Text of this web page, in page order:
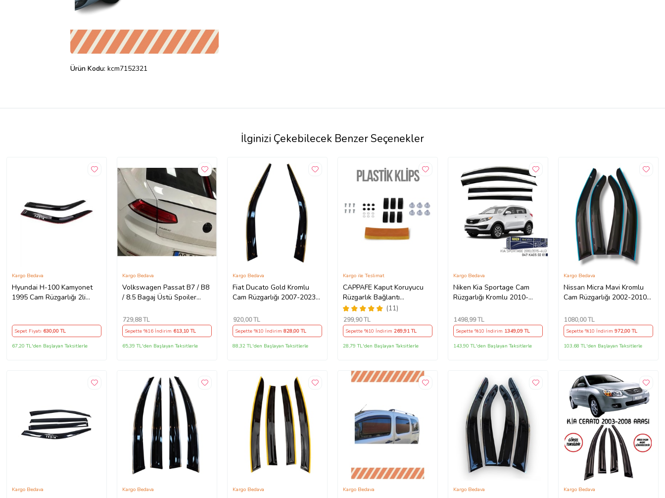
Ürün Kodu: kcm7152321
İlginizi Çekebilecek Benzer Seçenekler
Hyundai H-100 Kamyonet
1995 Cam Rüzgarlığı 2li
Kargo Bedava
Sepet Fiyatı 630,00 TL
67,20 TL'den Başlayan Taksitlerle
Volkswagen Passat B7 / B8
/ 8.5 Bagaj Üstü Spoiler
Kargo Bedava
729,88 TL
Sepette %16 İndirim 613,10 TL
65,39 TL'den Başlayan Taksitlerle
Fiat Ducato Gold Kromlu
Cam Rüzgarlığı 2007-2023
Kargo Bedava
920,00 TL
Sepette %10 İndirim 828,00 TL
88,32 TL'den Başlayan Taksitlerle
CAPPAFE Kaput Koruyucu
Rüzgarlık Bağlantı
Aparatları Seti(11)
Kargo ile Teslimat
299,90 TL
Sepette %10 İndirim 269,91 TL
28,79 TL'den Başlayan Taksitlerle
Niken Kia Sportage Cam
Rüzgarlığı Kromlu 2010-
Kargo Bedava
1498,99 TL
Sepette %10 İndirim 1349,09 TL
143,90 TL'den Başlayan Taksitlerle
Nissan Micra Mavi Kromlu
Cam Rüzgarlığı 2002-2010
Kargo Bedava
1080,00 TL
Sepette %10 İndirim972,00 TL
103,68 TL'den Başlayan Taksitlerle
Kargo Bedava Kargo Bedava Kargo Bedava Kargo Bedava Kargo Bedava Kargo Bedava